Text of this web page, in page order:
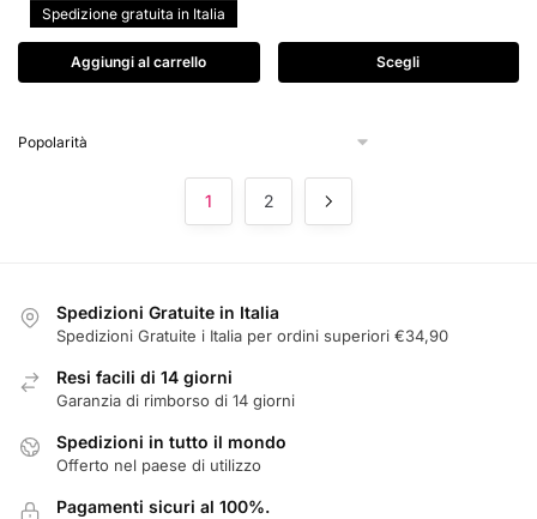
prezzo
originale
era:
€120,00.
prezzo
attuale
è:
€88,00.
Spedizione gratuita in Italia
Aggiungi al carrello Scegli
Le
1 2
Spedizioni Gratuite in Italia
Spedizioni Gratuite i Italia per ordini superiori €34,90
Resi facili di 14 giorni
Garanzia di rimborso di 14 giorni
Spedizioni in tutto il mondo
Offerto nel paese di utilizzo
Pagamenti sicuri al 100%.